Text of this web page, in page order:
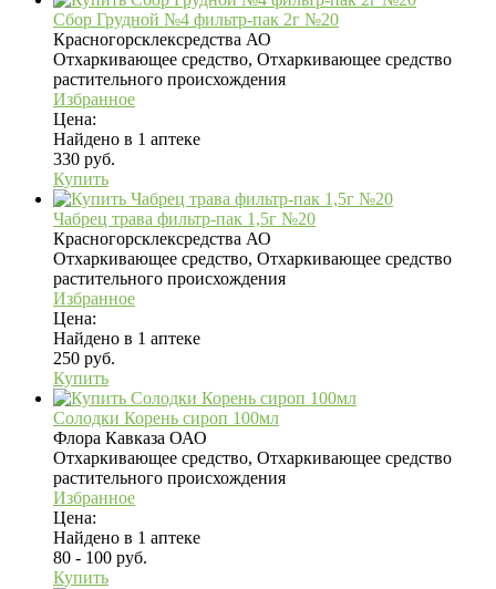
Сбор Грудной №4 фильтр-пак 2г №20
Красногорсклексредства АО
Отхаркивающее средство, Отхаркивающее средство
растительного происхождения
Избранное
Цена:
Найдено в 1 аптеке
330 руб.
Купить
Чабрец трава фильтр-пак 1,5г №20
Красногорсклексредства АО
Отхаркивающее средство, Отхаркивающее средство
растительного происхождения
Избранное
Цена:
Найдено в 1 аптеке
250 руб.
Купить
Солодки Корень сироп 100мл
Флора Кавказа ОАО
Отхаркивающее средство, Отхаркивающее средство
растительного происхождения
Избранное
Цена:
Найдено в 1 аптеке
80 - 100 руб.
Купить